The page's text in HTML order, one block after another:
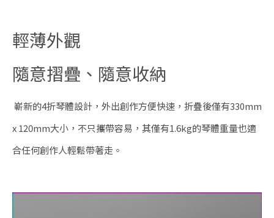
輕薄外觀
隨意摺疊、隨意收納
嶄新的4折琴體設計，外出創作方便快速，折疊後僅有330mm
x 120mm大小，不只攜帶容易，其僅有1.6kg的琴體重量也適
合任何創作人輕鬆帶著走。